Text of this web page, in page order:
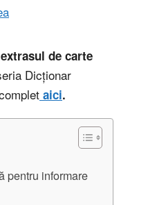
extrasul de carte
Dicționar
aici.
pentru informare